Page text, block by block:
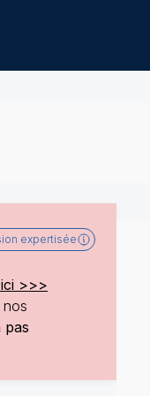
expertisée
>>>
pas